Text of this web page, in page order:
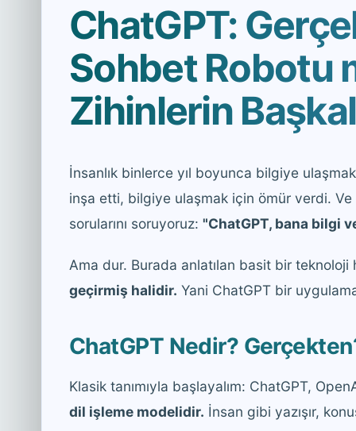
ChatGPT:
Sohbet Robotu
Zihinlerin
İnsanlık binlerce yıl boyunca bilgiye
inşa etti, bilgiye ulaşmak için ömür verdi. Ve
sorularını soruyoruz: "ChatGPT, bana bilgi
Ama dur. Burada anlatılan basit bir
geçirmiş halidir. Yani ChatGPT bir
ChatGPT Nedir?
Klasik tanımıyla başlayalım: ChatGPT,
dil işleme modelidir. İnsan gibi yazışır,